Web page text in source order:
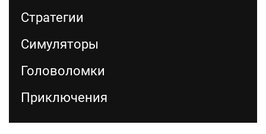
Стратегии
Симуляторы
Головоломки
Приключения